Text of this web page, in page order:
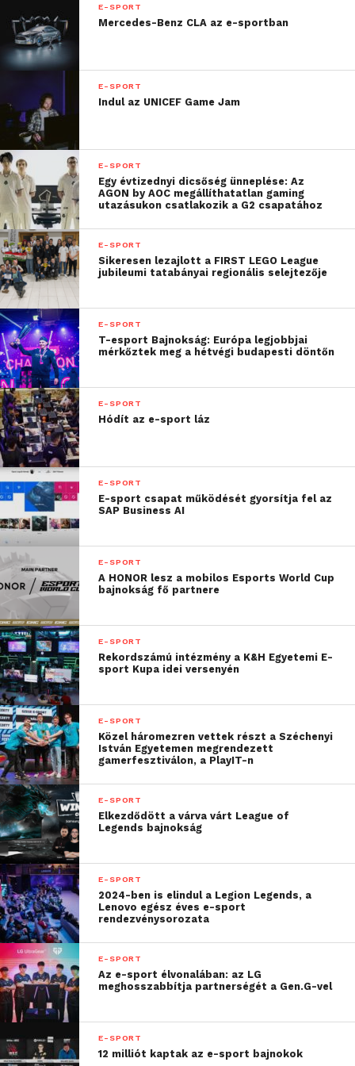
hazai tehetségekben, a
fejlődés lehetőségében és
abban, hogy a közös
célok képesek
kiemelkedő
teljesítményeket
létrehozni. Véleményem
szerint a futball
kiemelkedő ereje abban
rejlik, hogy képes közös
élményeket és hatalmas
érzelmeket teremteni,
illetve pozitív energiákat
mozgósítani – ehhez
kapcsolódni egy vállalat
számára pedig egyszerre
felelősség és lehetőség. A
One egy olyan márka,
amely emberközpontú
szemléletével
közösségeket köt össze,
embereket hoz közelebb
egymáshoz, és ebben a
magyar válogatott
kiemelt szerepet tölt be.
A válogatott nemcsak
sportteljesítményt vagy
közös élményt jelent,
hanem a nemzeti
összetartozás és nemzeti
büszkeség egyik
szimbóluma.”
– mondta el
vezérigazgatója az együttműködés kapcsán.
„A Magyar Labdarúgó
Szövetség köszönti a
magyar férfi labdarúgó-
válogatott új
támogatóját! Nagy öröm
E-SPORT
Mercedes-Benz CLA az e-sportban
E-SPORT
Indul az UNICEF Game Jam
E-SPORT
Egy évtizednyi dicsőség ünneplése: Az
AGON by AOC megállíthatatlan gaming
utazásukon csatlakozik a G2 csapatához
E-SPORT
Sikeresen lezajlott a FIRST LEGO League
jubileumi tatabányai regionális selejtezője
E-SPORT
T-esport Bajnokság: Európa legjobbjai
mérkőztek meg a hétvégi budapesti döntőn
E-SPORT
Hódít az e-sport láz
E-SPORT
E-sport csapat működését gyorsítja fel az
SAP Business AI
E-SPORT
A HONOR lesz a mobilos Esports World Cup
bajnokság fő partnere
E-SPORT
Rekordszámú intézmény a K&H Egyetemi E-
sport Kupa idei versenyén
E-SPORT
Közel háromezren vettek részt a Széchenyi
István Egyetemen megrendezett
gamerfesztiválon, a PlayIT-n
E-SPORT
Elkezdődött a várva várt League of
Legends bajnokság
E-SPORT
2024-ben is elindul a Legion Legends, a
Lenovo egész éves e-sport
rendezvénysorozata
E-SPORT
Az e-sport élvonalában: az LG
meghosszabbítja partnerségét a Gen.G-vel
E-SPORT
12 milliót kaptak az e-sport bajnokok